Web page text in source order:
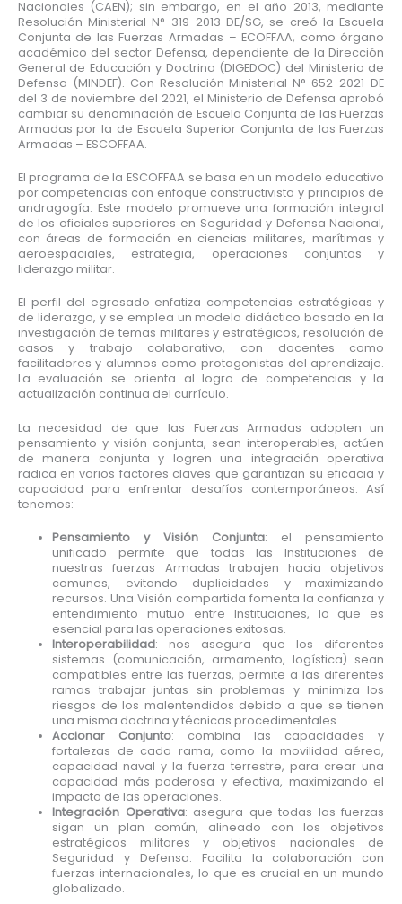
Nacionales (CAEN); sin embargo, en el año 2013, mediante
Resolución Ministerial N° 319-2013 DE/SG, se creó la Escuela
Conjunta de las Fuerzas Armadas – ECOFFAA, como órgano
académico del sector Defensa, dependiente de la Dirección
General de Educación y Doctrina (DIGEDOC) del Ministerio de
Defensa (MINDEF). Con Resolución Ministerial N° 652-2021-DE
del 3 de noviembre del 2021, el Ministerio de Defensa aprobó
cambiar su denominación de Escuela Conjunta de las Fuerzas
Armadas por la de Escuela Superior Conjunta de las Fuerzas
Armadas – ESCOFFAA.
El programa de la ESCOFFAA se basa en un modelo educativo
por competencias con enfoque constructivista y principios de
andragogía. Este modelo promueve una formación integral
de los oficiales superiores en Seguridad y Defensa Nacional,
con áreas de formación en ciencias militares, marítimas y
aeroespaciales, estrategia, operaciones conjuntas y
liderazgo militar.
El perfil del egresado enfatiza competencias estratégicas y
de liderazgo, y se emplea un modelo didáctico basado en la
investigación de temas militares y estratégicos, resolución de
casos y trabajo colaborativo, con docentes como
facilitadores y alumnos como protagonistas del aprendizaje.
La evaluación se orienta al logro de competencias y la
actualización continua del currículo.
La necesidad de que las Fuerzas Armadas adopten un
pensamiento y visión conjunta, sean interoperables, actúen
de manera conjunta y logren una integración operativa
radica en varios factores claves que garantizan su eficacia y
capacidad para enfrentar desafíos contemporáneos. Así
tenemos:
Pensamiento y Visión Conjunta: el pensamiento
unificado permite que todas las Instituciones de
nuestras fuerzas Armadas trabajen hacia objetivos
comunes, evitando duplicidades y maximizando
recursos. Una Visión compartida fomenta la confianza y
entendimiento mutuo entre Instituciones, lo que es
esencial para las operaciones exitosas.
Interoperabilidad: nos asegura que los diferentes
sistemas (comunicación, armamento, logística) sean
compatibles entre las fuerzas, permite a las diferentes
ramas trabajar juntas sin problemas y minimiza los
riesgos de los malentendidos debido a que se tienen
una misma doctrina y técnicas procedimentales.
Accionar Conjunto: combina las capacidades y
fortalezas de cada rama, como la movilidad aérea,
capacidad naval y la fuerza terrestre, para crear una
capacidad más poderosa y efectiva, maximizando el
impacto de las operaciones.
Integración Operativa: asegura que todas las fuerzas
sigan un plan común, alineado con los objetivos
estratégicos militares y objetivos nacionales de
Seguridad y Defensa. Facilita la colaboración con
fuerzas internacionales, lo que es crucial en un mundo
globalizado.